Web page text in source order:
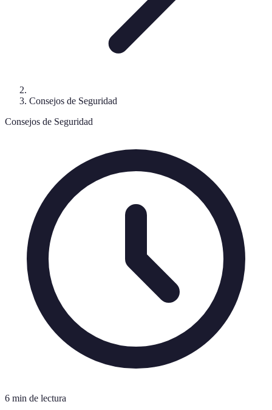
Consejos de Seguridad
Consejos de Seguridad
6 min de lectura